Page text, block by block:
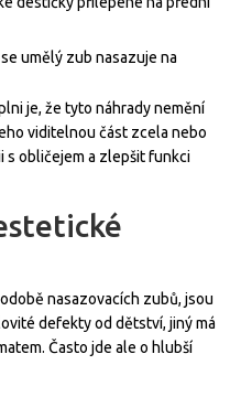
umělý zub nasazuje na
je, že tyto náhrady nemění
viditelnou část zcela nebo
s obličejem a zlepšit funkci
nasazovacích zubů, jsou
defekty od dětství, jiný má
Často jde ale o hlubší